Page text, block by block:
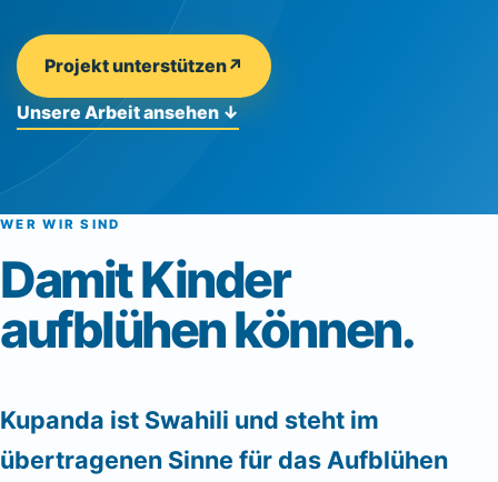
Projekt unterstützen↗
Unsere Arbeit ansehen ↓
WER WIR SIND
Damit Kinder
aufblühen können.
Kupanda ist Swahili und steht im
übertragenen Sinne für das Aufblühen